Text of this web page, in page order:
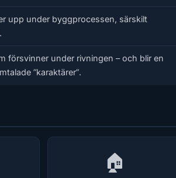
upp under byggprocessen, särskilt
försvinner under rivningen – och blir en
”karaktärer”.
🏠